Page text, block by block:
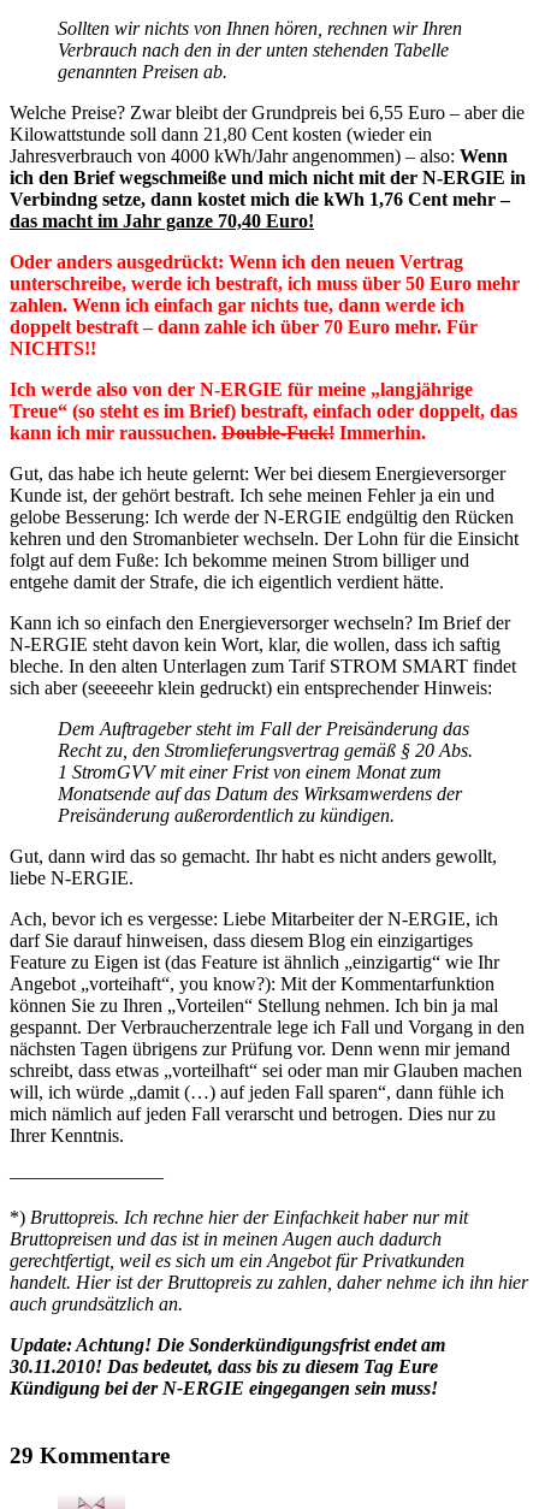
Sollten wir nichts von Ihnen hören, rechnen wir Ihren
Verbrauch nach den in der unten stehenden Tabelle
genannten Preisen ab.
Welche Preise? Zwar bleibt der Grundpreis bei 6,55 Euro – aber die
Kilowattstunde soll dann 21,80 Cent kosten (wieder ein
Jahresverbrauch von 4000 kWh/Jahr angenommen) – also: Wenn
ich den Brief wegschmeiße und mich nicht mit der N-ERGIE in
Verbindng setze, dann kostet mich die kWh 1,76 Cent mehr –
das macht im Jahr ganze 70,40 Euro!
Oder anders ausgedrückt: Wenn ich den neuen Vertrag
unterschreibe, werde ich bestraft, ich muss über 50 Euro mehr
zahlen. Wenn ich einfach gar nichts tue, dann werde ich
doppelt bestraft – dann zahle ich über 70 Euro mehr. Für
NICHTS!!
Ich werde also von der N-ERGIE für meine „langjährige
Treue“ (so steht es im Brief) bestraft, einfach oder doppelt, das
kann ich mir raussuchen. Double-Fuck! Immerhin.
Gut, das habe ich heute gelernt: Wer bei diesem Energieversorger
Kunde ist, der gehört bestraft. Ich sehe meinen Fehler ja ein und
gelobe Besserung: Ich werde der N-ERGIE endgültig den Rücken
kehren und den Stromanbieter wechseln. Der Lohn für die Einsicht
folgt auf dem Fuße: Ich bekomme meinen Strom billiger und
entgehe damit der Strafe, die ich eigentlich verdient hätte.
Kann ich so einfach den Energieversorger wechseln? Im Brief der
N-ERGIE steht davon kein Wort, klar, die wollen, dass ich saftig
bleche. In den alten Unterlagen zum Tarif STROM SMART findet
sich aber (seeeeehr klein gedruckt) ein entsprechender Hinweis:
Dem Auftrageber steht im Fall der Preisänderung das
Recht zu, den Stromlieferungsvertrag gemäß § 20 Abs.
1 StromGVV mit einer Frist von einem Monat zum
Monatsende auf das Datum des Wirksamwerdens der
Preisänderung außerordentlich zu kündigen.
Gut, dann wird das so gemacht. Ihr habt es nicht anders gewollt,
liebe N-ERGIE.
Ach, bevor ich es vergesse: Liebe Mitarbeiter der N-ERGIE, ich
darf Sie darauf hinweisen, dass diesem Blog ein einzigartiges
Feature zu Eigen ist (das Feature ist ähnlich „einzigartig“ wie Ihr
Angebot „vorteihaft“, you know?): Mit der Kommentarfunktion
können Sie zu Ihren „Vorteilen“ Stellung nehmen. Ich bin ja mal
gespannt. Der Verbraucherzentrale lege ich Fall und Vorgang in den
nächsten Tagen übrigens zur Prüfung vor. Denn wenn mir jemand
schreibt, dass etwas „vorteilhaft“ sei oder man mir Glauben machen
will, ich würde „damit (…) auf jeden Fall sparen“, dann fühle ich
mich nämlich auf jeden Fall verarscht und betrogen. Dies nur zu
Ihrer Kenntnis.
————————
*) Bruttopreis. Ich rechne hier der Einfachkeit haber nur mit
Bruttopreisen und das ist in meinen Augen auch dadurch
gerechtfertigt, weil es sich um ein Angebot für Privatkunden
handelt. Hier ist der Bruttopreis zu zahlen, daher nehme ich ihn hier
auch grundsätzlich an.
Update: Achtung! Die Sonderkündigungsfrist endet am
30.11.2010! Das bedeutet, dass bis zu diesem Tag Eure
Kündigung bei der N-ERGIE eingegangen sein muss!
29 Kommentare